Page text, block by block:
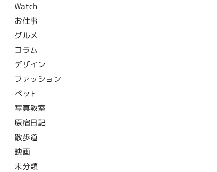
Watch
お仕事
グルメ
コラム
デザイン
ファッション
ペット
写真教室
原宿日記
散歩道
映画
未分類